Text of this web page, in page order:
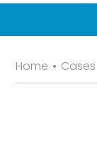
Home • Cases